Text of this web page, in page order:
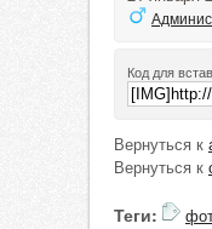
Код для
Вернуться к
Вернуться к
Теги: